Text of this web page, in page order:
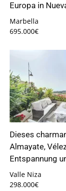
Europa in
Marbella
695.000€
Dieses
Almayate,
Entspannung
Valle Niza
298.000€